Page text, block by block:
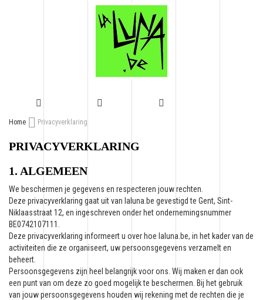
GA
DE
Home Privacyverklaring
PRIVACYVERKLARING
1. ALGEMEEN
We beschermen je gegevens en respecteren jouw rechten.
Deze privacyverklaring gaat uit van laluna.be gevestigd te Gent, Sint-
Niklaasstraat 12, en ingeschreven onder het ondernemingsnummer
BE0742107111.
Deze privacyverklaring informeert u over hoe laluna.be, in het kader van de
activiteiten die ze organiseert, uw persoonsgegevens verzamelt en
beheert.
Persoonsgegevens zijn heel belangrijk voor ons. Wij maken er dan ook
een punt van om deze zo goed mogelijk te beschermen. Bij het gebruik
van jouw persoonsgegevens houden wij rekening met de rechten die je